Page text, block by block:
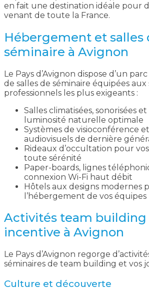
en fait une destination idéale pour
venant de toute la France.
Hébergement et salles
séminaire à Avignon
Le Pays d’Avignon dispose d’un
de salles de séminaire équipées
professionnels les plus exigeants :
Salles climatisées, sonorisées
luminosité naturelle optimale
Systèmes de visioconférence
audiovisuels de dernière
Rideaux d’occultation pour
toute sérénité
Paper-boards, lignes
connexion Wi-Fi haut débit
Hôtels aux designs modernes
l’hébergement de vos équipes
Activités team building
incentive à Avignon
Le Pays d’Avignon regorge
séminaires de team building et vos
Culture et découverte